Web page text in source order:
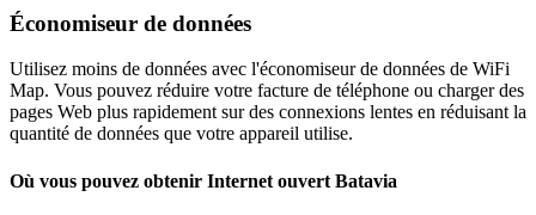
Économiseur de données
Utilisez moins de données avec l'économiseur de données de WiFi
Map. Vous pouvez réduire votre facture de téléphone ou charger des
pages Web plus rapidement sur des connexions lentes en réduisant la
quantité de données que votre appareil utilise.
Où vous pouvez obtenir Internet ouvert Batavia